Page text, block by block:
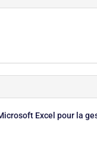
Excel pour la